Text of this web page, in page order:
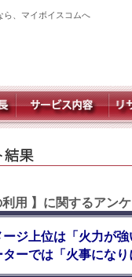
ら、マイボイスコムへ
利用 】に関するアン
ージ上位は「火力が
ターでは「火事にな